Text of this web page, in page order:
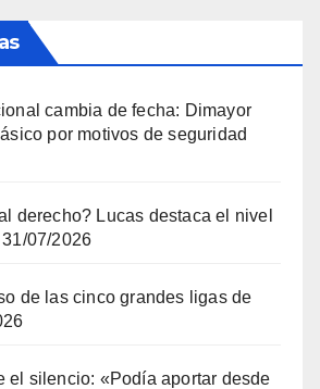
cambia de fecha: Dimayor
por motivos de seguridad
derecho? Lucas destaca el nivel
31/07/2026
de las cinco grandes ligas de
el silencio: «Podía aportar desde